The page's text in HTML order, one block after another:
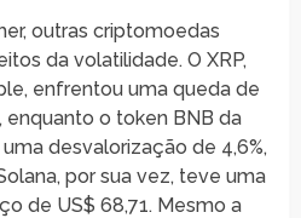
outras criptomoedas
da volatilidade. O XRP,
enfrentou uma queda de
enquanto o token BNB da
desvalorização de 4,6%,
por sua vez, teve uma
de US$ 68,71. Mesmo a